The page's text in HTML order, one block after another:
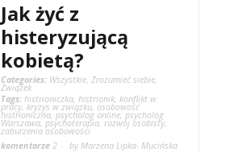
Jak żyć z
histeryzującą
kobietą?
Categories: Wszystkie, Zrozumieć siebie,
Związek
Tags: histrioniczka, histrionik, konflikt w
pracy, kryzys w związku, osobowość
histrioniczna, psycholog online, psycholog
Warszawa, psychoterapia, rozwój osobisty,
zaburzenia osobowości
komentarze 2 by Marzena Lipka- Mucińska